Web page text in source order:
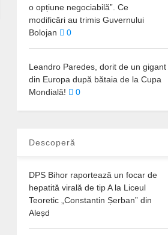
o opțiune negociabilă”. Ce
modificări au trimis Guvernului
Bolojan
0
Leandro Paredes, dorit de un gigant
din Europa după bătaia de la Cupa
Mondială!
0
Descoperă
DPS Bihor raportează un focar de
hepatită virală de tip A la Liceul
Teoretic „Constantin Șerban” din
Aleșd